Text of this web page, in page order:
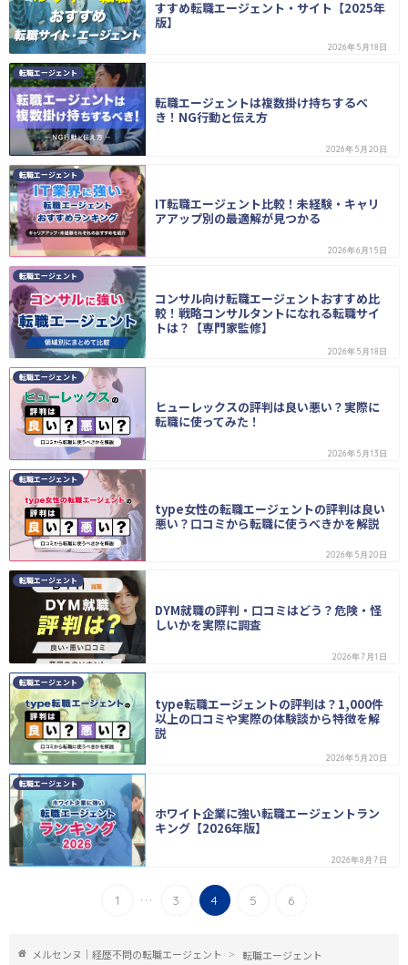
すすめ転職エージェント・サイト【2025年
版】
2026年5月18日
転職エージェント
転職エージェントは複数掛け持ちするべ
き！NG行動と伝え方
2026年5月20日
転職エージェント
IT転職エージェント比較！未経験・キャリ
アアップ別の最適解が見つかる
2026年6月15日
転職エージェント
コンサル向け転職エージェントおすすめ比
較！戦略コンサルタントになれる転職サイ
トは？【専門家監修】
2026年5月18日
転職エージェント
ヒューレックスの評判は良い悪い？実際に
転職に使ってみた！
2026年5月13日
転職エージェント
type女性の転職エージェントの評判は良い
悪い？口コミから転職に使うべきかを解説
2026年5月20日
転職エージェント
DYM就職の評判・口コミはどう？危険・怪
しいかを実際に調査
2026年7月1日
転職エージェント
type転職エージェントの評判は？1,000件
以上の口コミや実際の体験談から特徴を解
説
2026年5月20日
転職エージェント
ホワイト企業に強い転職エージェントラン
キング【2026年版】
2026年8月7日
1 ... 3 4 5 6
メルセンヌ｜経歴不問の転職エージェント 転職エージェント